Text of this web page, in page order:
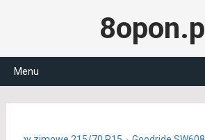
8opon.pl
Menu